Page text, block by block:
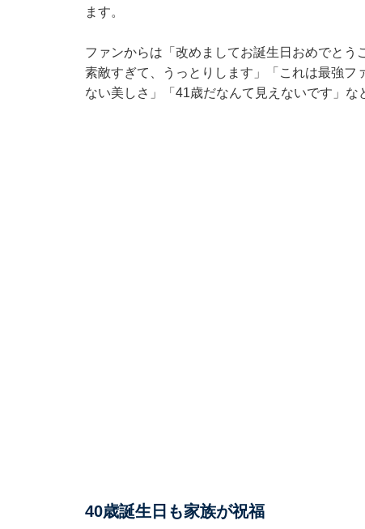
ます。
ファンからは「改めましてお誕生日おめでと
素敵すぎて、うっとりします」「これは最強
ない美しさ」「41歳だなんて見えないです」な
40歳誕生日も家族が祝福